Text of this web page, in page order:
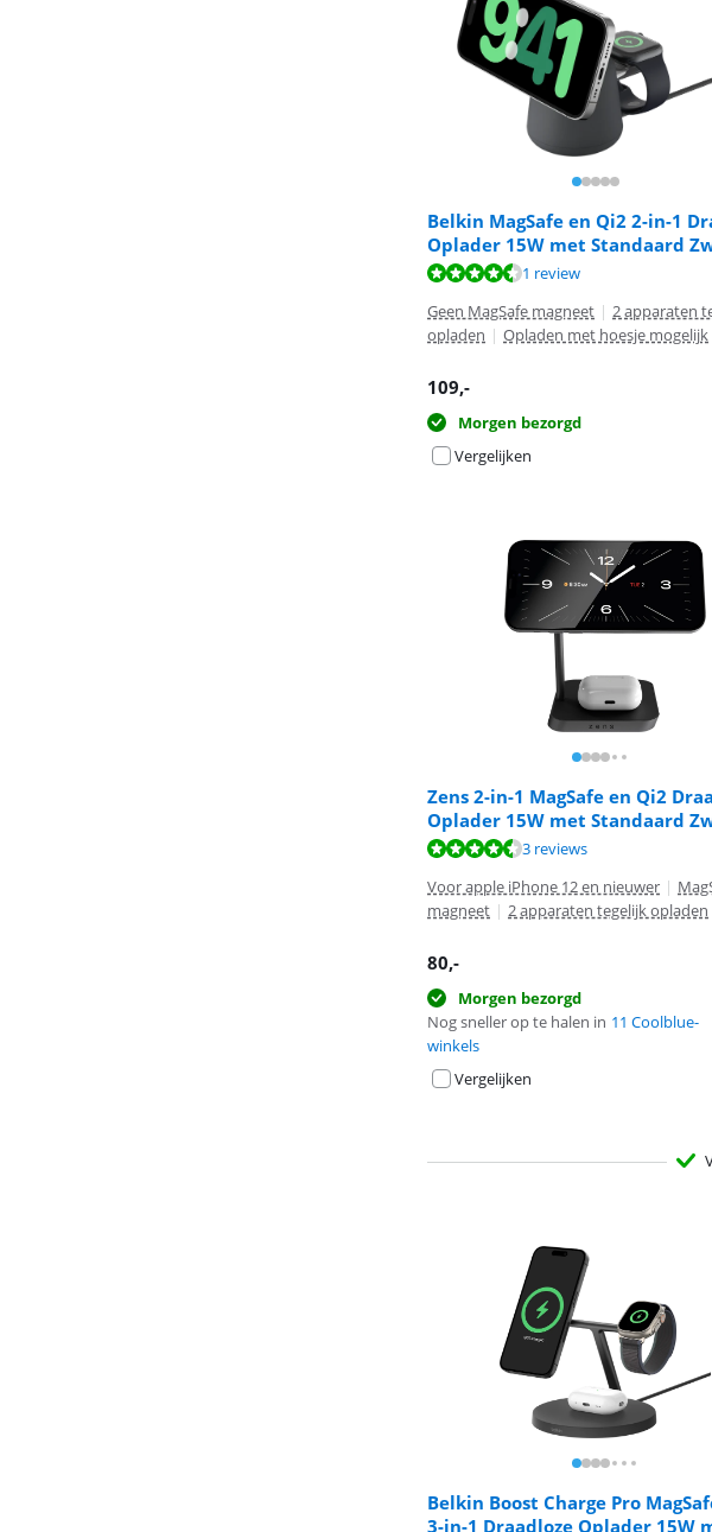
Belkin MagSafe en Qi2 2-in-1
Oplader 15W met Standaard
Beoordeling is 8,8 van de 10, gebaseerd
1 review
Geen MagSafe magneet | 2 apparaten
opladen | Opladen met hoesje mogelijk
109,-
Morgen bezorgd
Vergelijken
Beoordeling is 10 van de 10, gebaseerd
Zens 2-in-1 MagSafe en Qi2
Oplader 15W met Standaard
Beoordeling is 8,9 van de 10, gebaseerd
3 reviews
Voor apple iPhone 12 en nieuwer |
magneet | 2 apparaten tegelijk opladen
80,-
Morgen bezorgd
Nog sneller op te halen in 11 Coolblue-
winkels
Vergelijken
Belkin Boost Charge Pro
3-in-1 Draadloze Oplader 15W